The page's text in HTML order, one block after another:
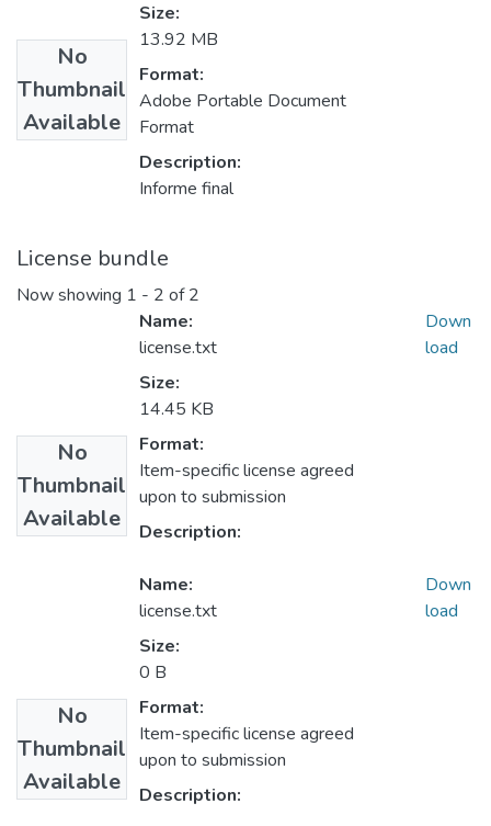
No
Thumbnail
Available
Size:
13.92 MB
Format:
Adobe Portable Document
Format
Description:
Informe final
License bundle
Now showing 1 - 2 of 2
No
Thumbnail
Available
Name:
license.txt
Size:
14.45 KB
Format:
Item-specific license agreed
upon to submission
Description:
Down
load
No
Thumbnail
Available
Name:
license.txt
Size:
0 B
Format:
Item-specific license agreed
upon to submission
Description:
Down
load